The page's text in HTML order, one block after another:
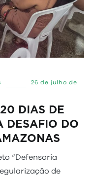
26 de julho de
DIAS DE
DESAFIO DO
“Defensoria
de